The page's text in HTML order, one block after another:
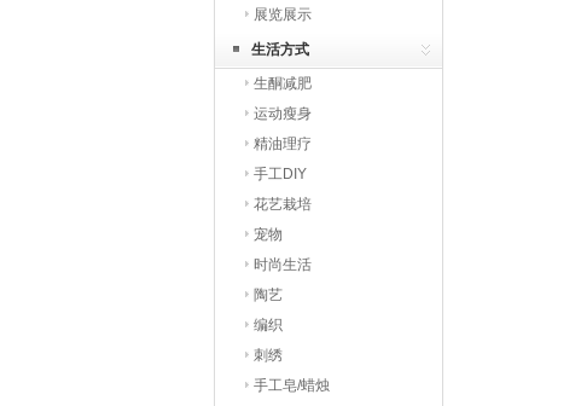
展览展示
生活方式
生酮减肥
运动瘦身
精油理疗
手工DIY
花艺栽培
宠物
时尚生活
陶艺
编织
刺绣
手工皂/蜡烛